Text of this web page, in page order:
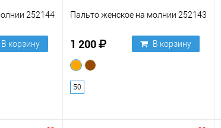
252144
В корзину
Пальто женское на молнии 252143
1 200 В корзину
50